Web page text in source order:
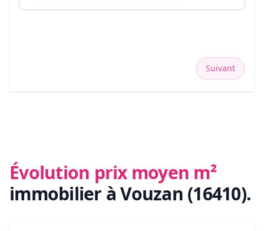
Suivant
Évolution prix moyen m²
immobilier à Vouzan (16410).